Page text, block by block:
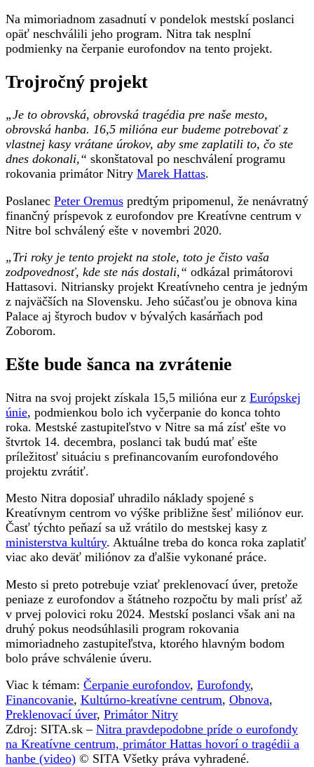
Na mimoriadnom zasadnutí v pondelok mestskí poslanci
opäť neschválili jeho program. Nitra tak nesplní
podmienky na čerpanie eurofondov na tento projekt.
Trojročný projekt
„Je to obrovská, obrovská tragédia pre naše mesto,
obrovská hanba. 16,5 milióna eur budeme potrebovať z
vlastnej kasy vrátane úrokov, aby sme zaplatili to, čo ste
dnes dokonali,“ skonštatoval po neschválení programu
rokovania primátor Nitry Marek Hattas.
Poslanec Peter Oremus predtým pripomenul, že nenávratný
finančný príspevok z eurofondov pre Kreatívne centrum v
Nitre bol schválený ešte v novembri 2020.
„Tri roky je tento projekt na stole, toto je čisto vaša
zodpovednosť, kde ste nás dostali,“ odkázal primátorovi
Hattasovi. Nitriansky projekt Kreatívneho centra je jedným
z najväčších na Slovensku. Jeho súčasťou je obnova kina
Palace aj štyroch budov v bývalých kasárňach pod
Zoborom.
Ešte bude šanca na zvrátenie
Nitra na svoj projekt získala 15,5 milióna eur z Európskej
únie, podmienkou bolo ich vyčerpanie do konca tohto
roka. Mestské zastupiteľstvo v Nitre sa má zísť ešte vo
štvrtok 14. decembra, poslanci tak budú mať ešte
príležitosť situáciu s prefinancovaním eurofondového
projektu zvrátiť.
Mesto Nitra doposiaľ uhradilo náklady spojené s
Kreatívnym centrom vo výške približne šesť miliónov eur.
Časť týchto peňazí sa už vrátilo do mestskej kasy z
ministerstva kultúry. Aktuálne treba do konca roka zaplatiť
viac ako deväť miliónov za ďalšie vykonané práce.
Mesto si preto potrebuje vziať preklenovací úver, pretože
peniaze z eurofondov a štátneho rozpočtu by mali prísť až
v prvej polovici roku 2024. Mestskí poslanci však ani na
druhý pokus neodsúhlasili program rokovania
mimoriadneho zastupiteľstva, ktorého hlavným bodom
bolo práve schválenie úveru.
Viac k témam: Čerpanie eurofondov, Eurofondy,
Financovanie, Kultúrno-kreatívne centrum, Obnova,
Preklenovací úver, Primátor Nitry
Zdroj: SITA.sk – Nitra pravdepodobne príde o eurofondy
na Kreatívne centrum, primátor Hattas hovorí o tragédii a
hanbe (video) © SITA Všetky práva vyhradené.